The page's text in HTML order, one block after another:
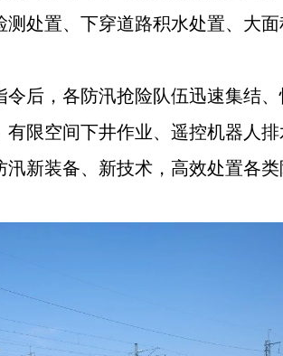
处置、下穿道路积水处置、大
后，各防汛抢险队伍迅速集结
限空间下井作业、遥控机器人
新装备、新技术，高效处置各